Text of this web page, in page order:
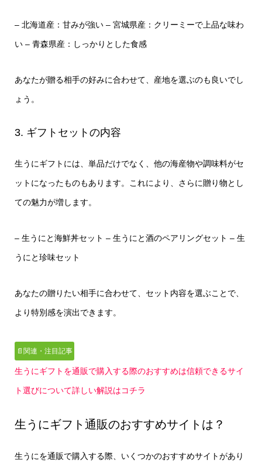
– 北海道産：甘みが強い– 宮城県産：クリーミーで上品な味わ
い– 青森県産：しっかりとした食感
あなたが贈る相手の好みに合わせて、産地を選ぶのも良いでし
ょう。
3. ギフトセットの内容
生うにギフトには、単品だけでなく、他の海産物や調味料がセ
ットになったものもあります。これにより、さらに贈り物とし
ての魅力が増します。
– 生うにと海鮮丼セット – 生うにと酒のペアリングセット – 生
うにと珍味セット
あなたの贈りたい相手に合わせて、セット内容を選ぶことで、
より特別感を演出できます。
📄関連・注目記事
生うにギフトを通販で購入する際のおすすめは信頼できるサイ
ト選びについて詳しい解説はコチラ
生うにギフト通販のおすすめサイトは？
生うにを通販で購入する際、いくつかのおすすめサイトがあり